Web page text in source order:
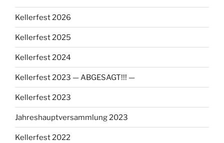
Kellerfest 2026
Kellerfest 2025
Kellerfest 2024
Kellerfest 2023 — ABGESAGT!!! —
Kellerfest 2023
Jahreshauptversammlung 2023
Kellerfest 2022